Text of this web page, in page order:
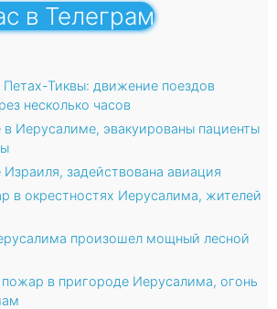
в Телеграм
Тиквы: движение поездов
несколько часов
Иерусалиме, эвакуированы пациенты
задействована авиация
в окрестностях Иерусалима, жителей
произошел мощный лесной
в пригороде Иерусалима, огонь